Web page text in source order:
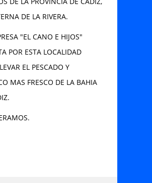
DE LA RIVERA.
"EL CANO E HIJOS"
POR ESTA LOCALIDAD
EL PESCADO Y
MAS FRESCO DE LA BAHIA
con Nosotros